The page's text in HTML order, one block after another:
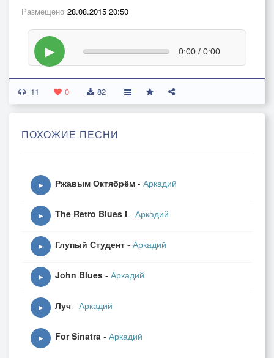
Размещено 28.08.2015 20:50
▶ 0:00 / 0:00
11 0 82
ПОХОЖИЕ ПЕСНИ
▶ Ржавым Октябрём - Аркадий
▶ The Retro Blues I - Аркадий
▶ Глупый Студент - Аркадий
▶ John Blues - Аркадий
▶ Луч - Аркадий
▶ For Sinatra - Аркадий